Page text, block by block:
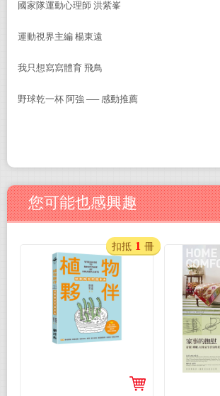
國家隊運動心理師 洪紫峯
運動視界主編 楊東遠
我只想寫寫體育 飛鳥
野球乾一杯 阿強 ── 感動推薦
您可能也感興趣
扣抵 1 冊